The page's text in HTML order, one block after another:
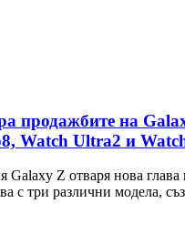
продажбите на
Watch Ultra2 и
Galaxy Z отваря нова глава
с три различни модела,